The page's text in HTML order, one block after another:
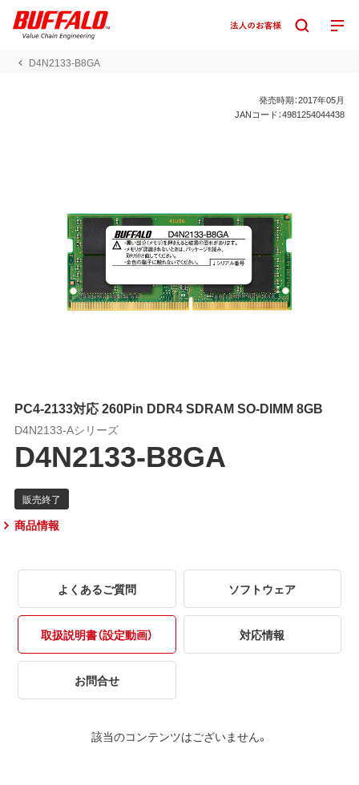
D4N2133-B8GA
発売時期：2017年05月
JANコード：4981254044438
PC4-2133対応 260Pin DDR4 SDRAM SO-DIMM 8GB
D4N2133-Aシリーズ
D4N2133-B8GA
商品情報
よくあるご質問 ソフトウェア
取扱説明書（設定動画） 対応情報
お問合せ
該当のコンテンツはございません。